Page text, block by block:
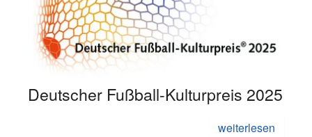
Deutscher Fußball-Kulturpreis 2025
weiterlesen